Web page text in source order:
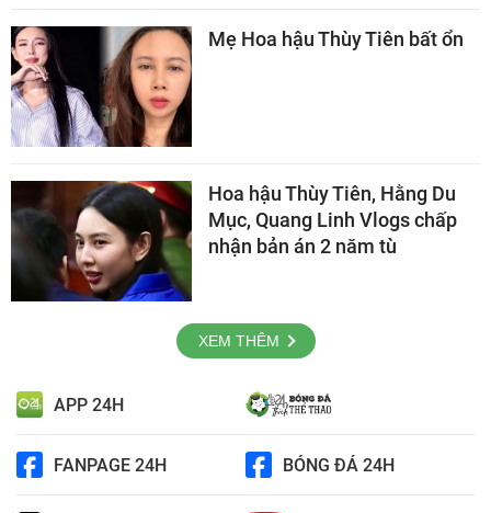
Mẹ Hoa hậu Thùy Tiên bất ổn
Hoa hậu Thùy Tiên, Hằng Du
Mục, Quang Linh Vlogs chấp
nhận bản án 2 năm tù
XEM THÊM
APP 24H
FANPAGE 24H BÓNG ĐÁ 24H